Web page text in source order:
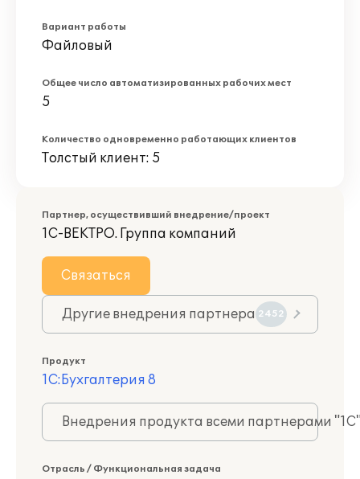
Вариант работы
Файловый
Общее число автоматизированных рабочих мест
5
Количество одновременно работающих клиентов
Толстый клиент: 5
Партнер, осуществивший внедрение/проект
1С-ВЕКТРО. Группа компаний
Связаться
Другие внедрения партнера 2452
Продукт
1С:Бухгалтерия 8
Внедрения продукта всеми партнерами
Отрасль / Функциональная задача